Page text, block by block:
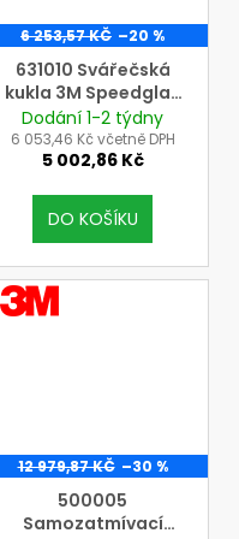
6 253,57 KČ –20 %
631010 Svářečská
kukla 3M Speedglas
G5-03 E s filtrem G5-
01/03NC
Dodání 1-2 týdny
6 053,46 Kč včetně DPH
5 002,86 Kč
DO KOŠÍKU
VÝROBCE
3M
12 979,87 KČ –30 %
500005
Samozatmívací